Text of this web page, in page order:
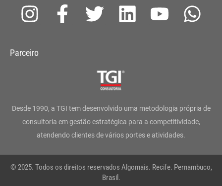
I
s
g
r
a
m
F
a
o
o
k
-
T
t
e
r
L
d
i
n
Y
b
e
W
a
p
Parceiro
Desde 1990, a TGI tem desenvolvido uma metodologia própria de
consultoria em gestão estratégica para a competitividade,
atendendo clientes de vários portes e atividades.
© 2025. Todos os direitos reservados Algomais. Recife. Pernambuco,
Brasil.